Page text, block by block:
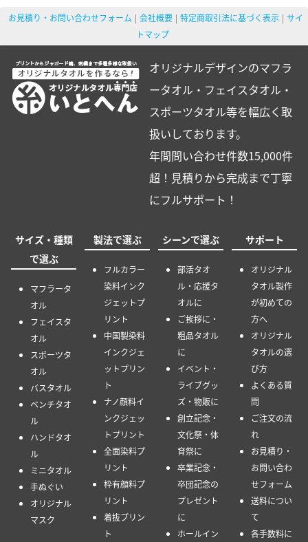
お見積り・お問い合わせフォーム 会社概要 特定商取引法に基づく表示
サイ
トマップ
オリジナルデザインのマフラ
ータオル・フェイスタオル・
スポーツタオル等を幅広く取
扱いしております。
年間問い合わせ件数15,000件
超！見積りから完成まで丁寧
にフルサポート！
サイズ・種類
で選ぶ
マフラータ
オル
フェイスタ
オル
スポーツタ
オル
バスタオル
ベンチタオ
ル
ハンドタオ
ル
ミニタオル
手ぬぐい
オリジナル
マスク
製法で選ぶ
フルカラー
染料インク
ジェットプ
リント
中国製染料
インクジェ
ットプリン
ト
ナノ顔料イ
ンクジェッ
トプリント
全面染料プ
リント
枠有顔料プ
リント
着抜プリン
ト
シーンで選ぶ
部活タオ
ル・応援タ
オルに
ご挨拶に・
粗品タオル
に
イベント・
ライブグッ
ズ・物販に
創立記念・
文化祭・体
育祭に
卒業記念・
卒団記念の
プレゼント
に
ホールイン
サポート
オリジナル
タオル製作
が初めての
方へ
オリジナル
タオルの選
び方
よくある質
問
ご注文の流
れ
お見積り・
お問い合わ
せフォーム
送料につい
て
各手数料に